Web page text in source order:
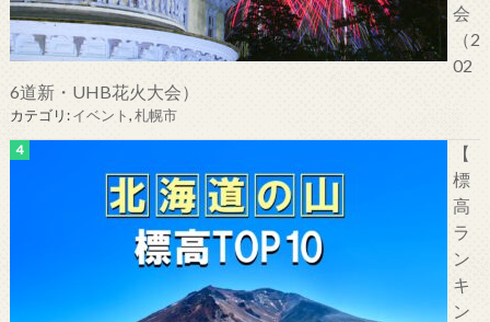
会
（2
02
6道新・UHB花火大会）
カテゴリ:イベント,札幌市
【
標
高
ラ
ン
キ
ン